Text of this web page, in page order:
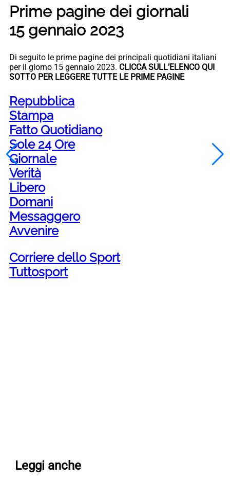
Prime pagine dei giornali
15 gennaio 2023
Di seguito le prime pagine dei principali quotidiani italiani
per il giorno 15 gennaio 2023. CLICCA SULL’ELENCO QUI
SOTTO PER LEGGERE TUTTE LE PRIME PAGINE
Repubblica
Stampa
Fatto Quotidiano
Sole 24 Ore
Giornale
Verità
Libero
Domani
Messaggero
Avvenire
Corriere dello Sport
Tuttosport
Leggi anche